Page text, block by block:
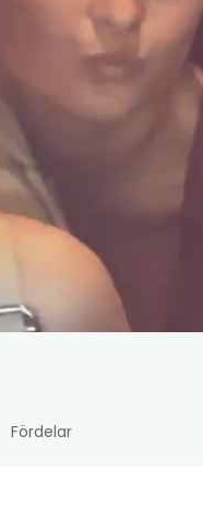
Fördelar